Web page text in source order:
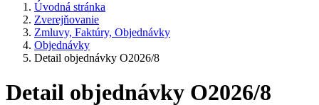
Úvodná stránka
Zverejňovanie
Zmluvy, Faktúry, Objednávky
Objednávky
Detail objednávky O2026/8
Detail objednávky O2026/8